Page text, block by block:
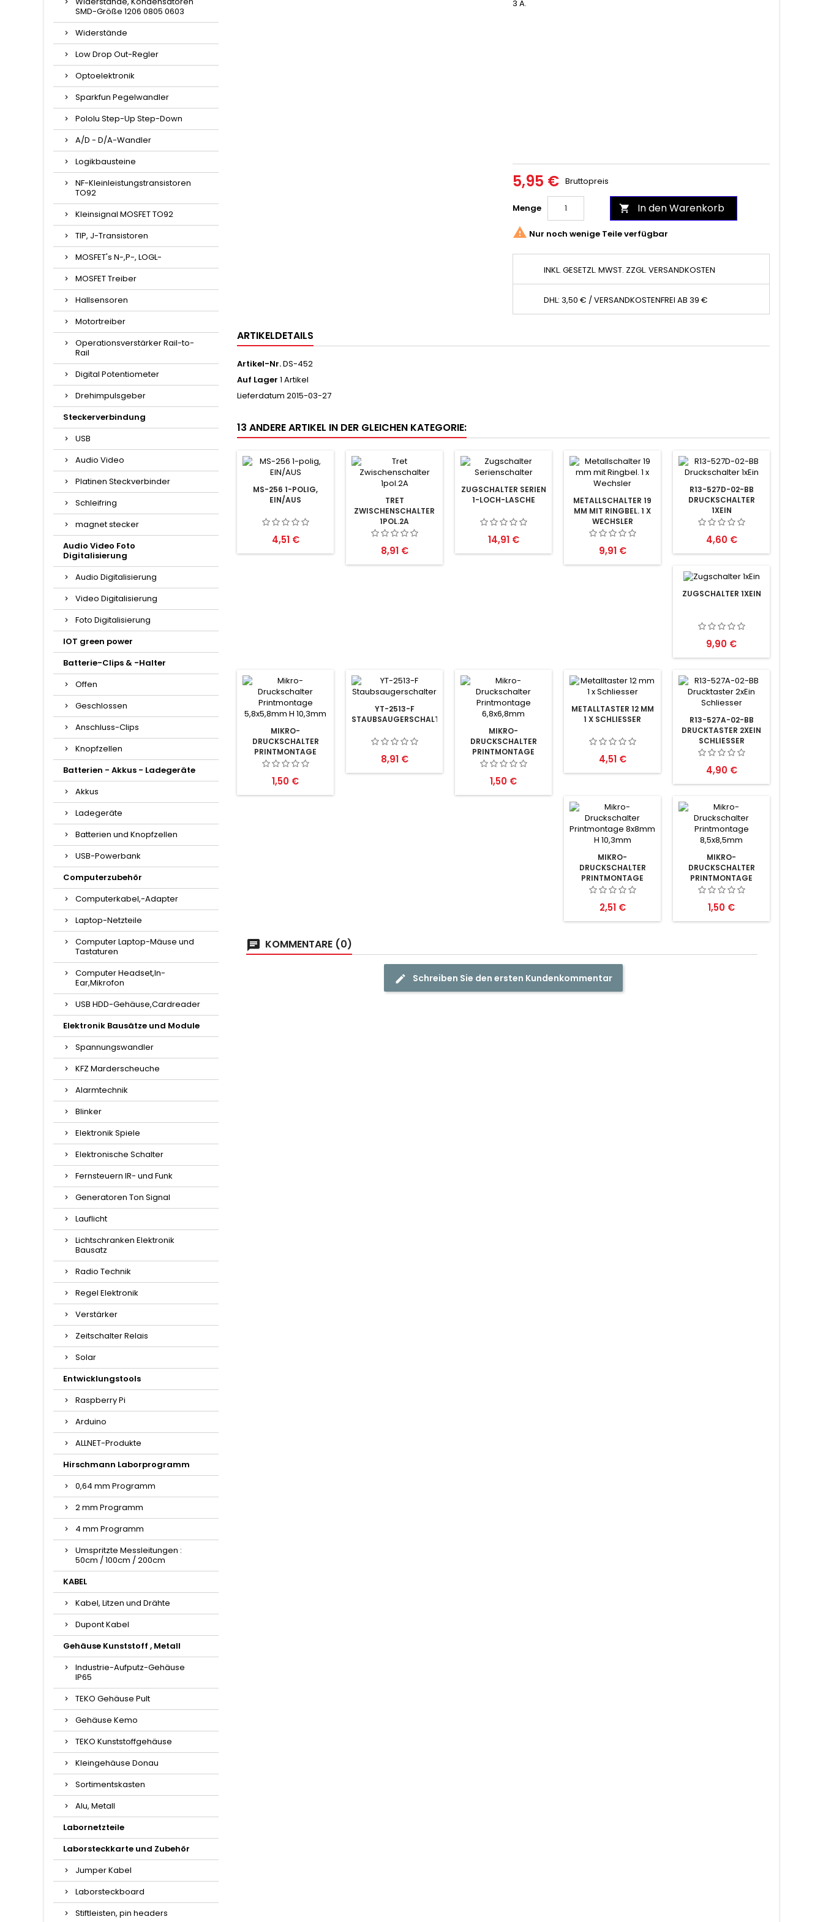
SMD-Größe 1206 0805 0603
Widerstände
Low Drop Out-Regler
Optoelektronik
Sparkfun Pegelwandler
Pololu Step-Up Step-Down
A/D - D/A-Wandler
Logikbausteine
NF-Kleinleistungstransistoren
TO92
Kleinsignal MOSFET TO92
TIP, J-Transistoren
MOSFET's N-,P-, LOGL-
MOSFET Treiber
Hallsensoren
Motortreiber
Operationsverstärker Rail-to-
Rail
Digital Potentiometer
Drehimpulsgeber
Steckerverbindung
USB
Audio Video
Platinen Steckverbinder
Schleifring
magnet stecker
Audio Video Foto
Digitalisierung
Audio Digitalisierung
Video Digitalisierung
Foto Digitalisierung
IOT green power
Batterie-Clips & -Halter
Offen
Geschlossen
Anschluss-Clips
Knopfzellen
Batterien - Akkus - Ladegeräte
Akkus
Ladegeräte
Batterien und Knopfzellen
USB-Powerbank
Computerzubehör
Computerkabel,-Adapter
Laptop-Netzteile
Computer Laptop-Mäuse und
Tastaturen
Computer Headset,In-
Ear,Mikrofon
USB HDD-Gehäuse,Cardreader
Elektronik Bausätze und Module
Spannungswandler
KFZ Marderscheuche
Alarmtechnik
Blinker
Elektronik Spiele
Elektronische Schalter
Fernsteuern IR- und Funk
Generatoren Ton Signal
Lauflicht
Lichtschranken Elektronik
Bausatz
Radio Technik
Regel Elektronik
Verstärker
Zeitschalter Relais
Solar
Entwicklungstools
Raspberry Pi
Arduino
ALLNET-Produkte
Hirschmann Laborprogramm
0,64 mm Programm
2 mm Programm
4 mm Programm
Umspritzte Messleitungen :
50cm / 100cm / 200cm
KABEL
Kabel, Litzen und Drähte
Dupont Kabel
Gehäuse Kunststoff , Metall
Industrie-Aufputz-Gehäuse
IP65
TEKO Gehäuse Pult
Gehäuse Kemo
TEKO Kunststoffgehäuse
Kleingehäuse Donau
Sortimentskasten
Alu, Metall
Labornetzteile
Laborsteckkarte und Zubehör
Jumper Kabel
Laborsteckboard
Stiftleisten, pin headers
3 A.
5,95 € Bruttopreis
Menge  In den Warenkorb
 Nur noch wenige Teile verfügbar
INKL. GESETZL. MWST. ZZGL. VERSANDKOSTEN
DHL: 3,50 € / VERSANDKOSTENFREI AB 39 €
ARTIKELDETAILS
Artikel-Nr.DS-452
Auf Lager 1 Artikel
Lieferdatum 2015-03-27
13 ANDERE ARTIKEL IN DER GLEICHEN KATEGORIE:
MS-256 1-POLIG,
EIN/AUS
Preis
4,51 €
TRET
ZWISCHENSCHALTER
1POL.2A
Preis
8,91 €
ZUGSCHALTER SERIEN
1-LOCH-LASCHE
Preis
14,91 €
METALLSCHALTER 19
MM MIT RINGBEL. 1 X
WECHSLER
Preis
9,91 €
R13-527D-02-BB
DRUCKSCHALTER
1XEIN
Preis
4,60 €
ZUGSCHALTER 1XEIN
Preis
9,90 €
MIKRO-
DRUCKSCHALTER
PRINTMONTAGE
5,8X5,8MM H 10,3MM
Preis
1,50 €
YT-2513-F
STAUBSAUGERSCHALTER
Preis
8,91 €
MIKRO-
DRUCKSCHALTER
PRINTMONTAGE
7X7MM H12MM
Preis
1,50 €
METALLTASTER 12 MM
1 X SCHLIESSER
Preis
4,51 €
R13-527A-02-BB
DRUCKTASTER 2XEIN
SCHLIESSER
Preis
4,90 €
MIKRO-
DRUCKSCHALTER
PRINTMONTAGE
8X8MM H 10,3MM
Preis
2,51 €
MIKRO-
DRUCKSCHALTER
PRINTMONTAGE
8,5X8,5MM
Preis
1,50 €
KOMMENTARE (0)
Schreiben Sie den ersten Kundenkommentar